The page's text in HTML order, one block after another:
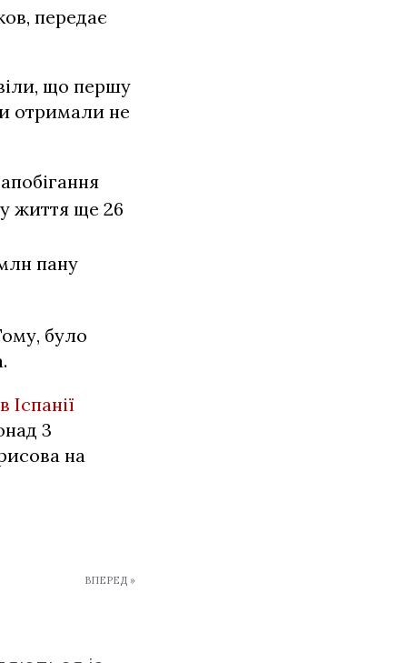
передає
що першу
отримали не
життя ще 26
пану
було
Іспанії
3
на
ВПЕРЕД »